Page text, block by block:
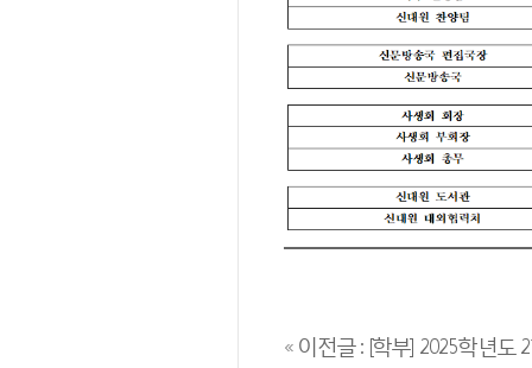
« 이전글 : [학부] 2025학년도